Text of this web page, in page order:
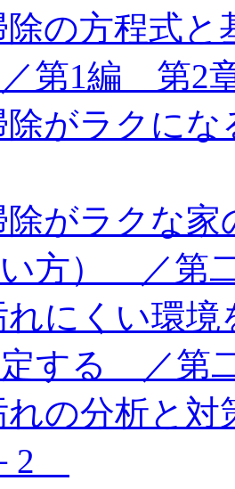
除の方程式と
第1編 第
除がラクに
除がラクな家
い方） ／
れにくい環
定する ／
れの分析と
2